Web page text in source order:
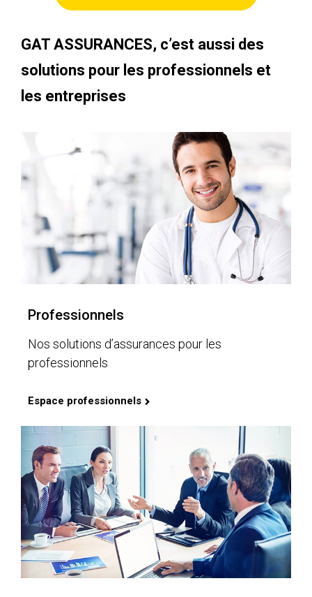
GAT ASSURANCES, c’est aussi des
solutions pour les professionnels et
les entreprises
Professionnels
Nos solutions d’assurances pour les
professionnels
Espace professionnels